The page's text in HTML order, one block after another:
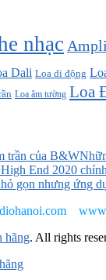
nhạc
Dali Loa di động
Loa âm tường Loa
hãng. All rights